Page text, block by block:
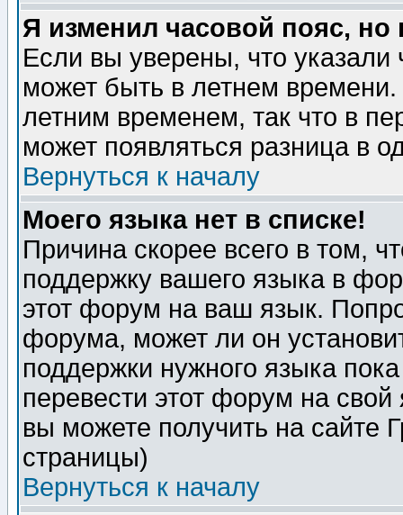
Я изменил часовой пояс,
Если вы уверены, что указали
может быть в летнем
летним временем, так что в
может появляться разница в
Вернуться к началу
Моего языка нет в списке!
Причина скорее всего в том,
поддержку вашего языка в
этот форум на ваш язык.
форума, может ли он
поддержки нужного языка
перевести этот форум на
вы можете получить на сайте
страницы)
Вернуться к началу